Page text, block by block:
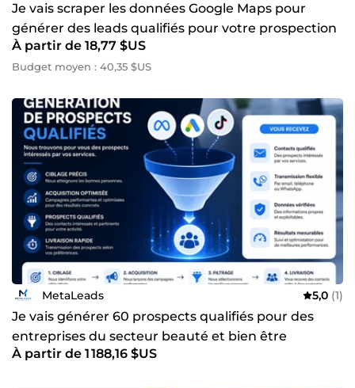
Je vais scraper les données Google Maps pour
générer des leads qualifiés pour votre prospection
commerciale
À partir de 18,77 $US
Budget moyen : 40,35 $US
MetaLeads 5,0 (1)
Je vais générer 60 prospects qualifiés pour des
entreprises du secteur beauté et bien être
À partir de 1 188,16 $US